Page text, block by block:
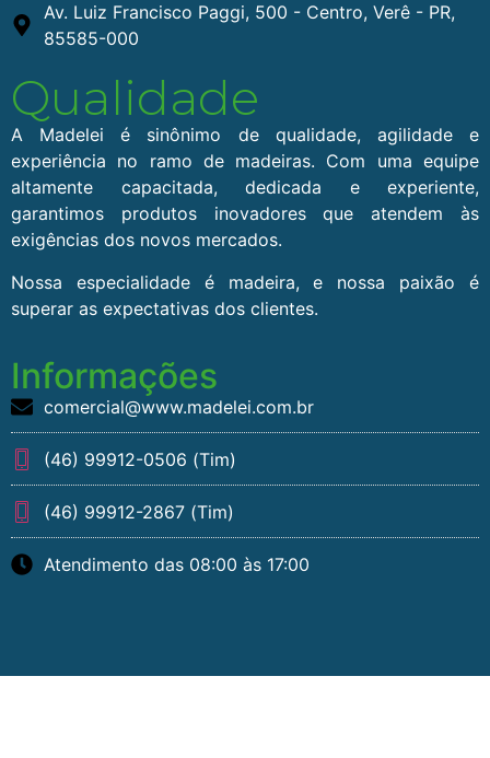
Av. Luiz Francisco Paggi, 500 - Centro, Verê - PR,
85585-000
Qualidade
A Madelei é sinônimo de qualidade, agilidade e
experiência no ramo de madeiras. Com uma equipe
altamente capacitada, dedicada e experiente,
garantimos produtos inovadores que atendem às
exigências dos novos mercados.
Nossa especialidade é madeira, e nossa paixão é
superar as expectativas dos clientes.
Informações
comercial@www.madelei.com.br
(46) 99912-0506 (Tim)
(46) 99912-2867 (Tim)
Atendimento das 08:00 às 17:00